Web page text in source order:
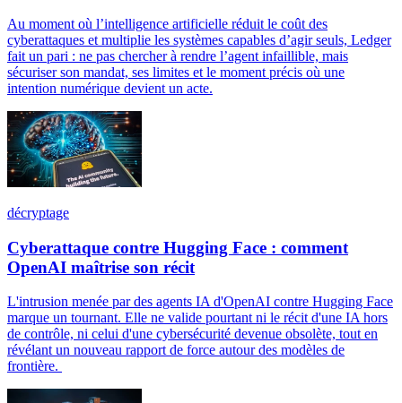
Au moment où l’intelligence artificielle réduit le coût des
cyberattaques et multiplie les systèmes capables d’agir seuls, Ledger
fait un pari : ne pas chercher à rendre l’agent infaillible, mais
sécuriser son mandat, ses limites et le moment précis où une
intention numérique devient un acte.
décryptage
Cyberattaque contre Hugging Face : comment
OpenAI maîtrise son récit
L'intrusion menée par des agents IA d'OpenAI contre Hugging Face
marque un tournant. Elle ne valide pourtant ni le récit d'une IA hors
de contrôle, ni celui d'une cybersécurité devenue obsolète, tout en
révélant un nouveau rapport de force autour des modèles de
frontière.